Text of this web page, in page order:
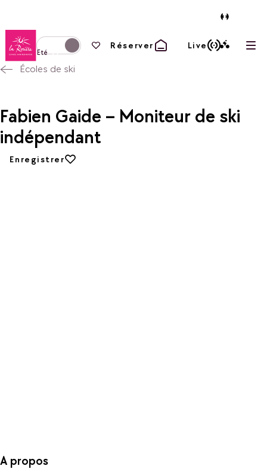
Retour à la page d'accueil
Basculer l'affichage en mode hiver
Eté
Vos favoris
Réserver Live
Écoles de ski
Fabien Gaide – Moniteur de ski
indépendant
Enregistrer
aux favoris
A propos